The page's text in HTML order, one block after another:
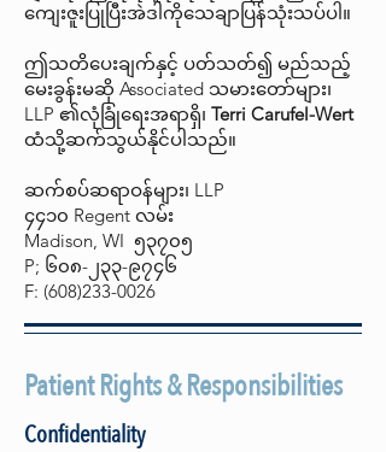
ကျေးဇူးပြုပြီးအဲဒါကိုသေချာပြန်သုံးသပ်ပါ။
ဤသတိပေးချက်နှင့် ပတ်သတ်၍ မည်သည့်
မေးခွန်းမဆို Associated သမားတော်များ၊
LLP ၏လုံခြုံရေးအရာရှိ၊ Terri Carufel-Wert
ထံသို့ဆက်သွယ်နိုင်ပါသည်။
ဆက်စပ်ဆရာဝန်များ၊ LLP
၄၄၁၀ Regent လမ်း
Madison, WI ၅၃၇၀၅
P; ၆၀၈-၂၃၃-၉၇၄၆
F: (608)233-0026
Patient Rights & Responsibilities
Confidentiality